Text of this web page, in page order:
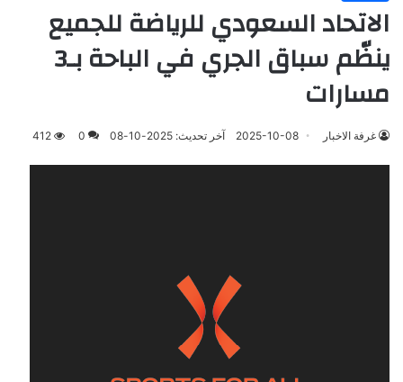
الاتحاد السعودي للرياضة للجميع
ينظّم سباق الجري في الباحة بـ3
مسارات
غرفة الاخبار 2025-10-08 آخر تحديث: 2025-10-08 0
412